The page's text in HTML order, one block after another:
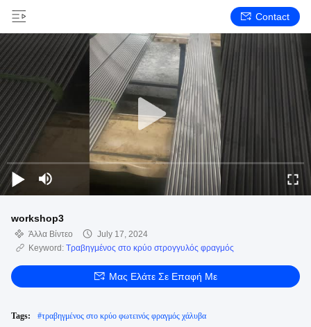
Contact
workshop3
Άλλα Βίντεο
July 17, 2024
Keyword: Τραβηγμένος στο κρύο στρογγυλός φραγμός
Μας Ελάτε Σε Επαφή Με
Tags: #τραβηγμένος στο κρύο φωτεινός φραγμός χάλυβα